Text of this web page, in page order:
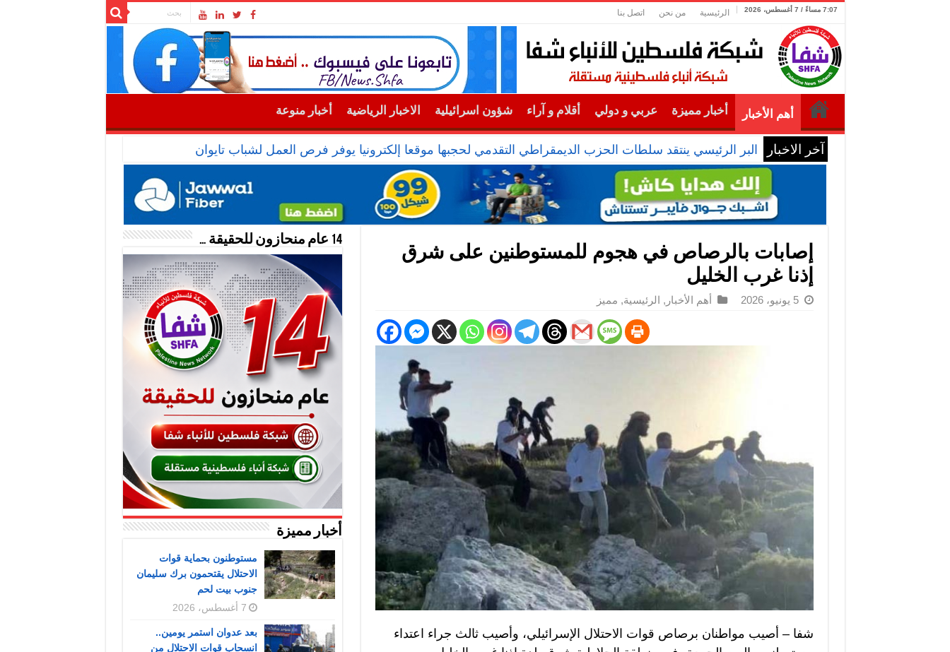
7:07 مساءً / 7 أغسطس، 2026 الرئيسية من نحن اتصل بنا
أهم الأخبار أخبار مميزة عربي و دولي أقلام و آراء شؤون اسرائيلية الاخبار الرياضية أخبار منوعة
آخر الاخبار البر الرئيسي ينتقد سلطات الحزب الديمقراطي التقدمي لحجبها موقعا إلكترونيا يوفر فرص العمل لشباب تايوان
إصابات بالرصاص في هجوم للمستوطنين على شرق
إذنا غرب الخليل
5 يونيو، 2026 أهم الأخبار , الرئيسية, مميز
شفا – أصيب مواطنان برصاص قوات الاحتلال الإسرائيلي، وأصيب ثالث جراء اعتداء
14 عام منحازون للحقيقة …
أخبار مميزة
مستوطنون بحماية قوات
الاحتلال يقتحمون برك سليمان
جنوب بيت لحم
7 أغسطس، 2026
بعد عدوان استمر يومين..
انسحاب قوات الاحتلال من